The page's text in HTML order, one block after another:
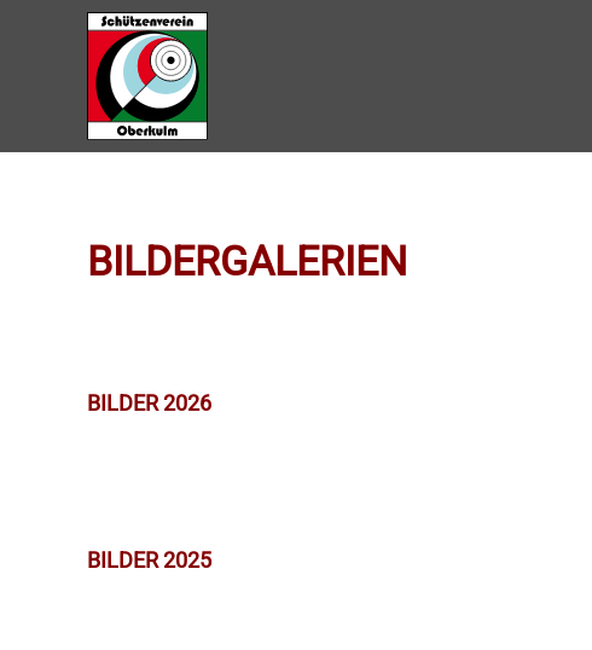
Zum Hauptinhalt springen
BILDERGALERIEN
BILDER 2026
BILDER 2025